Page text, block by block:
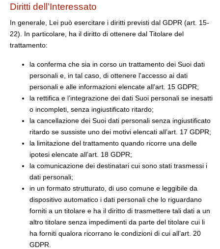
Diritti dell’Interessato
In generale, Lei può esercitare i diritti previsti dal GDPR (art. 15-
22). In particolare, ha il diritto di ottenere dal Titolare del
trattamento:
la conferma che sia in corso un trattamento dei Suoi dati
personali e, in tal caso, di ottenere l'accesso ai dati
personali e alle informazioni elencate all’art. 15 GDPR;
la rettifica e l’integrazione dei dati Suoi personali se inesatti
o incompleti, senza ingiustificato ritardo;
la cancellazione dei Suoi dati personali senza ingiustificato
ritardo se sussiste uno dei motivi elencati all’art. 17 GDPR;
la limitazione del trattamento quando ricorre una delle
ipotesi elencate all’art. 18 GDPR;
la comunicazione dei destinatari cui sono stati trasmessi i
dati personali;
in un formato strutturato, di uso comune e leggibile da
dispositivo automatico i dati personali che lo riguardano
forniti a un titolare e ha il diritto di trasmettere tali dati a un
altro titolare senza impedimenti da parte del titolare cui li
ha forniti qualora ricorrano le condizioni di cui all’art. 20
GDPR.